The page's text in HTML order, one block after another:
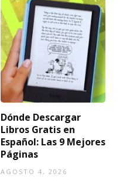
Dónde Descargar
Libros Gratis en
Español: Las 9 Mejores
Páginas
AGOSTO 4, 2026